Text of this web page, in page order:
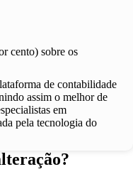
cento) sobre os
de contabilidade
assim o melhor de
em
pela tecnologia do